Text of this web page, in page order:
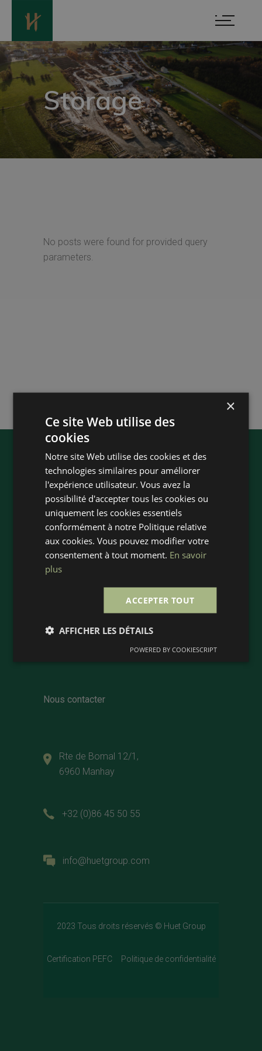
Storage
No posts were found for provided query
parameters.
Votre spécialiste du bois rond depuis
Nous contacter
Rte de Bomal 12/1,
6960 Manhay
+32 (0)86 45 50 55
info@huetgroup.com
2023 Tous droits réservés © Huet Group
Certification PEFC Politique de confidentialité
×
Ce site Web utilise des
cookies
Notre site Web utilise des cookies et des
technologies similaires pour améliorer
l'expérience utilisateur. Vous avez la
possibilité d'accepter tous les cookies ou
uniquement les cookies essentiels
conformément à notre Politique relative
aux cookies. Vous pouvez modifier votre
consentement à tout moment. En savoir
plus
ACCEPTER TOUT
AFFICHER LES DÉTAILS
POWERED BY COOKIESCRIPT